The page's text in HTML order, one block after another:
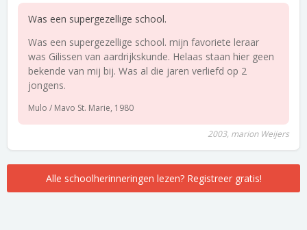
Was een supergezellige school.
Was een supergezellige school. mijn favoriete leraar
was Gilissen van aardrijkskunde. Helaas staan hier geen
bekende van mij bij. Was al die jaren verliefd op 2
jongens.
Mulo / Mavo St. Marie, 1980
2003, marion Weijers
Alle schoolherinneringen lezen? Registreer gratis!